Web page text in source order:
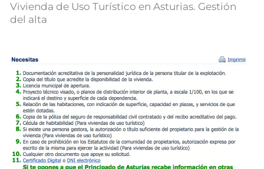
Vivienda de Uso Turístico en Asturias. Gestión
del alta